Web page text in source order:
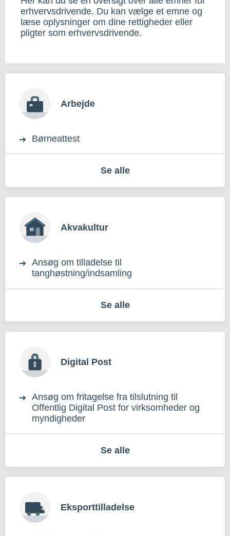
erhvervsdrivende. Du kan vælge et emne og
læse oplysninger om dine rettigheder eller
pligter som erhvervsdrivende.
Arbejde
Børneattest
Se alle
Akvakultur
Ansøg om tilladelse til
tanghøstning/indsamling
Se alle
Digital Post
Ansøg om fritagelse fra tilslutning til
Offentlig Digital Post for virksomheder og
myndigheder
Se alle
Eksporttilladelse